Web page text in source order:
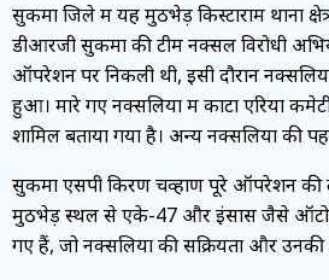
सुकमा जिले में यह मुठभेड़ किस्टाराम थाना
डीआरजी सुकमा की टीम नक्सल विरोधी
ऑपरेशन पर निकली थी, इसी दौरान
हुआ। मारे गए नक्सलियों में कोंटा एरिया
शामिल बताया गया है। अन्य नक्सलियों की
सुकमा एसपी किरण चव्हाण पूरे ऑपरेशन की
मुठभेड़ स्थल से एके-47 और इंसास जैसे
गए हैं, जो नक्सलियों की सक्रियता और उनकी